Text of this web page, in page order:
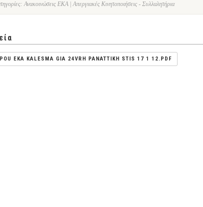
Ανακοινώσεις ΕΚΑ | Απεργιακές Κινητοποιήσεις - Συλλαλητήρια
EKA KALESMA GIA 24VRH PANATTIKH STIS 17 1 12.PDF